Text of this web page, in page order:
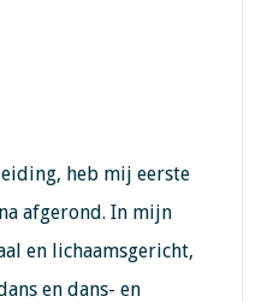
heb mij eerste
afgerond. In mijn
en lichaamsgericht,
en dans- en